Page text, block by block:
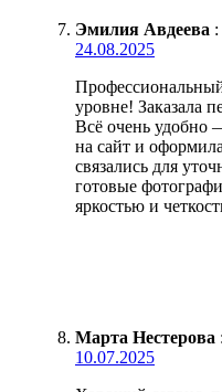
Эмилия Авдеева :
24.08.2025
уровне! Заказала
Всё очень удобно
на сайт и
связались для
готовые
яркостью и
Марта Нестерова :
10.07.2025